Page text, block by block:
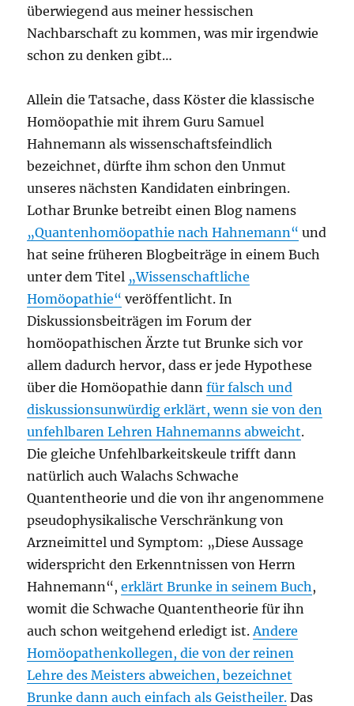
überwiegend aus meiner hessischen
Nachbarschaft zu kommen, was mir irgendwie
schon zu denken gibt…
Allein die Tatsache, dass Köster die klassische
Homöopathie mit ihrem Guru Samuel
Hahnemann als wissenschaftsfeindlich
bezeichnet, dürfte ihm schon den Unmut
unseres nächsten Kandidaten einbringen.
Lothar Brunke betreibt einen Blog namens
„Quantenhomöopathie nach Hahnemann“ und
hat seine früheren Blogbeiträge in einem Buch
unter dem Titel „Wissenschaftliche
Homöopathie“ veröffentlicht. In
Diskussionsbeiträgen im Forum der
homöopathischen Ärzte tut Brunke sich vor
allem dadurch hervor, dass er jede Hypothese
über die Homöopathie dannfür falsch und
diskussionsunwürdig erklärt, wenn sie von den
unfehlbaren Lehren Hahnemanns abweicht.
Die gleiche Unfehlbarkeitskeule trifft dann
natürlich auch Walachs Schwache
Quantentheorie und die von ihr angenommene
pseudophysikalische Verschränkung von
Arzneimittel und Symptom: „Diese Aussage
widerspricht den Erkenntnissen von Herrn
Hahnemann“,erklärt Brunke in seinem Buch ,
womit die Schwache Quantentheorie für ihn
auch schon weitgehend erledigt ist. Andere
Homöopathenkollegen, die von der reinen
Lehre des Meisters abweichen, bezeichnet
Brunke dann auch einfach als Geistheiler. Das